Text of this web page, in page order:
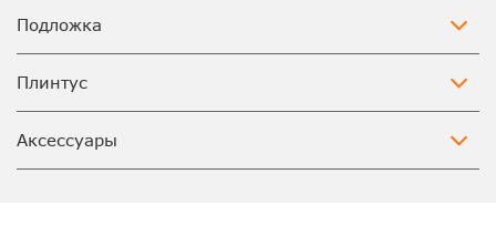
Подложка
Плинтус
Аксессуары